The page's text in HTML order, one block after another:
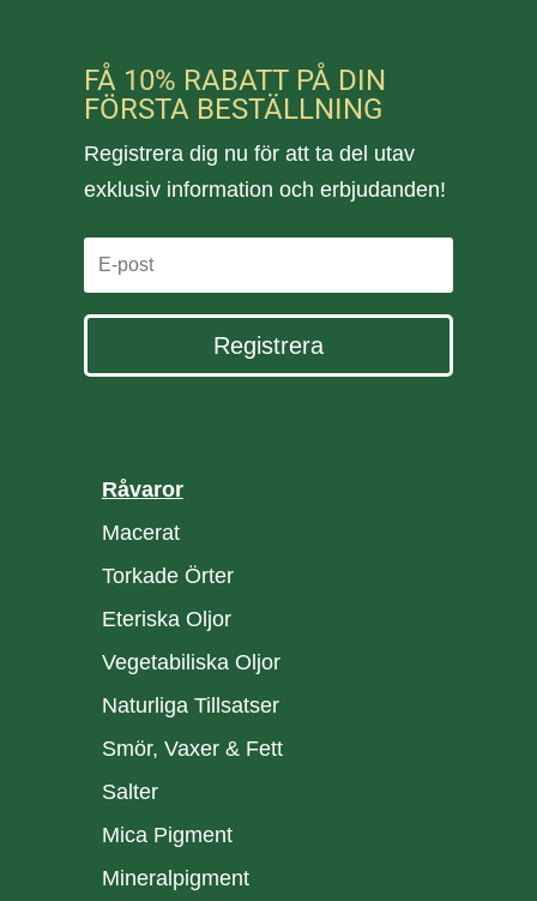
FÅ 10% RABATT PÅ DIN
FÖRSTA BESTÄLLNING
Registrera dig nu för att ta del utav
exklusiv information och erbjudanden!
Registrera
Råvaror
Macerat
Torkade Örter
Eteriska Oljor
Vegetabiliska Oljor
Naturliga Tillsatser
Smör, Vaxer & Fett
Salter
Mica Pigment
Mineralpigment